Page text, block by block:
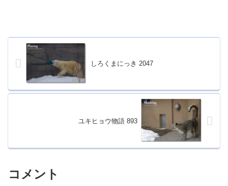
しろくまにっき 2047
ユキヒョウ物語 893
コメント